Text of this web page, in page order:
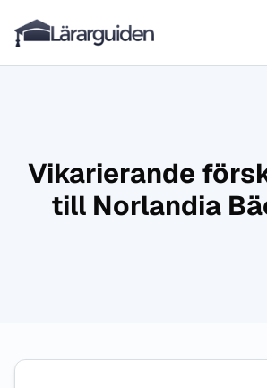
Hoppa till innehåll
Lärarguiden
Vikarierande
till Norlandia